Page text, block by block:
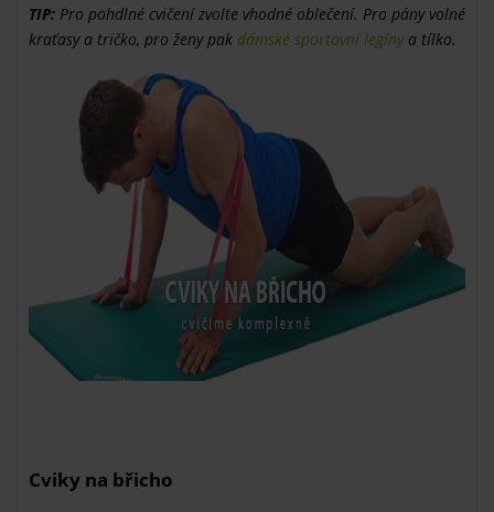
TIP: Pro pohdlné cvičení zvolte vhodné oblečení. Pro pány volné
kraťasy a tričko, pro ženy pak dámské sportovní legínya tílko.
Cviky na břicho